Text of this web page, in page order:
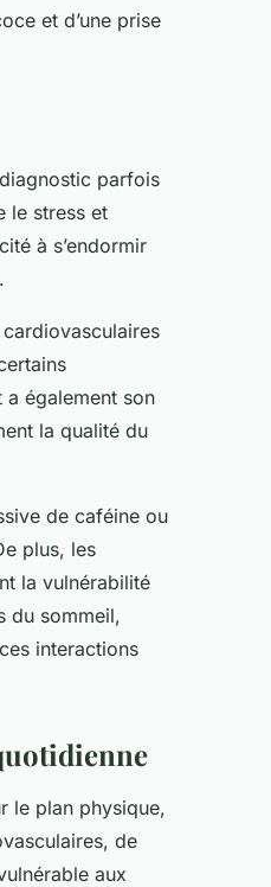
et d’une prise
parfois
le stress et
à s’endormir
a également son
la qualité du
de caféine ou
plus, les
la vulnérabilité
du sommeil,
interactions
le plan physique,
de
aux